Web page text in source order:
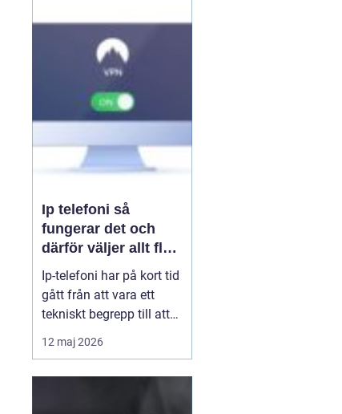
tekniker och bra
utrustning få...
Ip telefoni så
fungerar det och
därför väljer allt fler
företag att byta
Ip-telefoni har på kort tid
gått från att vara ett
tekniskt begrepp till att
bli standardlösning för
många företag och
12 maj 2026